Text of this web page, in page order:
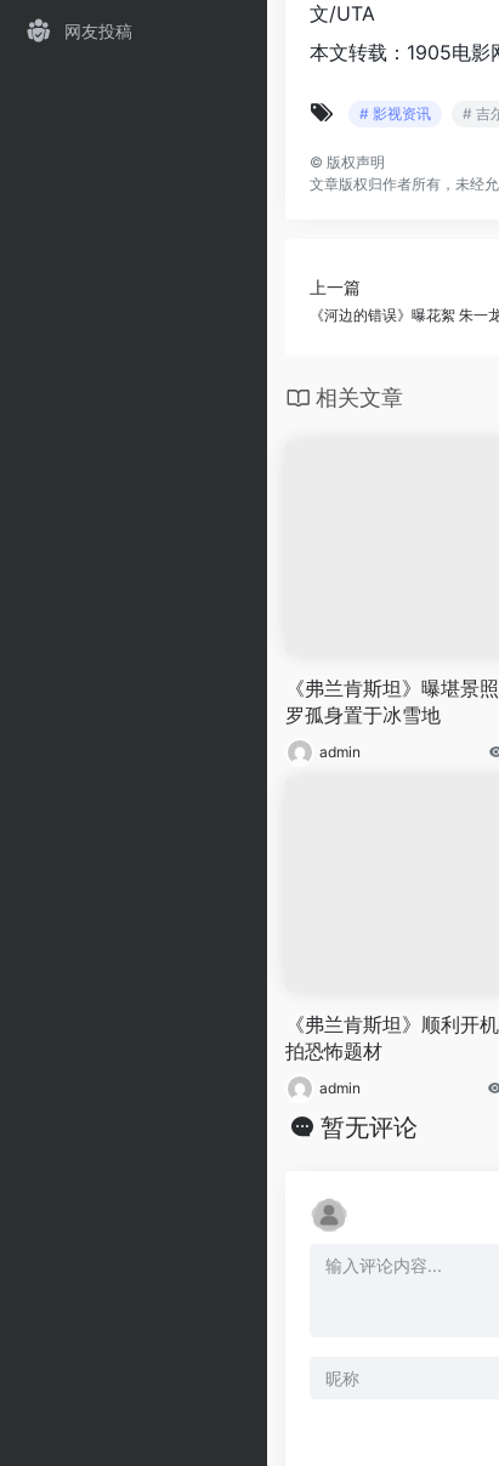
网友投稿
文/UTA
本文转载：1905电影
# 影视资讯 # 吉
© 版权声明
文章版权归作者所有，未经允
上一篇
《河边的错误》曝花絮 朱
相关文章
《弗兰肯斯坦》曝堪景
罗孤身置于冰雪地
admin
《弗兰肯斯坦》顺利开
拍恐怖题材
admin
暂无评论